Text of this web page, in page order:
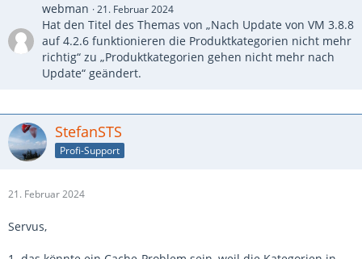
webman 21. Februar 2024
Hat den Titel des Themas von „Nach Update von VM 3.8.8
auf 4.2.6 funktionieren die Produktkategorien nicht mehr
richtig“ zu „Produktkategorien gehen nicht mehr nach
Update“ geändert.
StefanSTS
Profi-Support
21. Februar 2024
Servus,